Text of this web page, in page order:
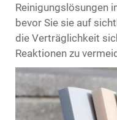
Reinigungslösungen
bevor Sie sie auf
die Verträglichkeit
Reaktionen zu